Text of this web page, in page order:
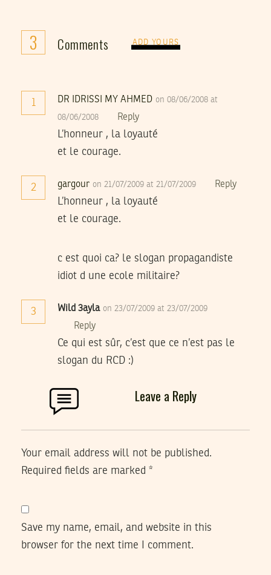
3 Comments ADD YOURS
1 DR IDRISSI MY AHMED on 08/06/2008 at
08/06/2008 Reply
L’honneur , la loyauté
et le courage.
2 gargour on 21/07/2009 at 21/07/2009 Reply
L’honneur , la loyauté
et le courage.
c est quoi ca? le slogan propagandiste
idiot d une ecole militaire?
3 Wild 3ayla on 23/07/2009 at 23/07/2009
Reply
Ce qui est sûr, c’est que ce n’est pas le
slogan du RCD :)
Leave a Reply
Your email address will not be published.
Required fields are marked *
Save my name, email, and website in this
browser for the next time I comment.